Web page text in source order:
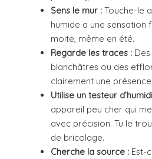
Sens le mur : Touche-le
humide a une
moite, même en été.
Regarde les traces :
blanchâtres ou des
clairement une présence
Utilise un testeur
appareil peu cher qui
avec précision. Tu le
de bricolage.
Cherche la source : Est-